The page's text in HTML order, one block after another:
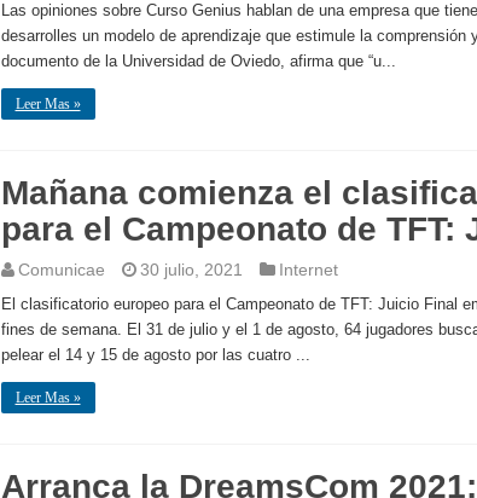
Las opiniones sobre Curso Genius hablan de una empresa que
desarrolles un modelo de aprendizaje que estimule la comprensión
documento de la Universidad de Oviedo, afirma que “u...
Leer Mas »
Mañana comienza el
para el Campeonato de TFT:
Comunicae 30 julio, 2021 Internet
El clasificatorio europeo para el Campeonato de TFT: Juicio Final
fines de semana. El 31 de julio y el 1 de agosto, 64 jugadores
pelear el 14 y 15 de agosto por las cuatro ...
Leer Mas »
Arranca la DreamsCom